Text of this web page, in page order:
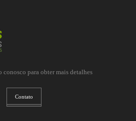
conosco para obter mais detalhes
Contato